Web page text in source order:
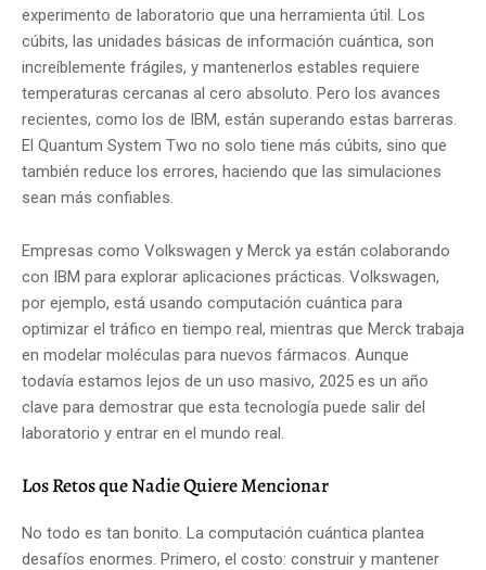
experimento de laboratorio que una herramienta útil. Los
cúbits, las unidades básicas de información cuántica, son
increíblemente frágiles, y mantenerlos estables requiere
temperaturas cercanas al cero absoluto. Pero los avances
recientes, como los de IBM, están superando estas barreras.
El Quantum System Two no solo tiene más cúbits, sino que
también reduce los errores, haciendo que las simulaciones
sean más confiables.
Empresas como Volkswagen y Merck ya están colaborando
con IBM para explorar aplicaciones prácticas. Volkswagen,
por ejemplo, está usando computación cuántica para
optimizar el tráfico en tiempo real, mientras que Merck trabaja
en modelar moléculas para nuevos fármacos. Aunque
todavía estamos lejos de un uso masivo, 2025 es un año
clave para demostrar que esta tecnología puede salir del
laboratorio y entrar en el mundo real.
Los Retos que Nadie Quiere Mencionar
No todo es tan bonito. La computación cuántica plantea
desafíos enormes. Primero, el costo: construir y mantener